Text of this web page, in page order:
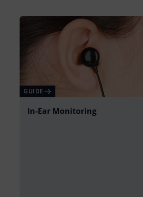
GUIDE
In-Ear Monitoring